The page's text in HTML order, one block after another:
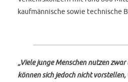
kaufmännische sowie technische
„Viele junge Menschen nutzen
können sich jedoch nicht